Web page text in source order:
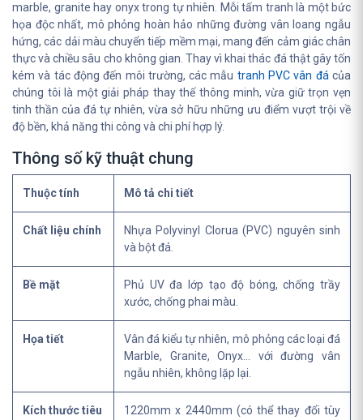
marble, granite hay onyx trong tự nhiên. Mỗi tấm tranh là một bức
họa độc nhất, mô phỏng hoàn hảo những đường vân loang ngẫu
hứng, các dải màu chuyển tiếp mềm mại, mang đến cảm giác chân
thực và chiều sâu cho không gian. Thay vì khai thác đá thật gây tốn
kém và tác động đến môi trường, các mẫu tranh PVC vân đá của
chúng tôi là một giải pháp thay thế thông minh, vừa giữ trọn vẹn
tinh thần của đá tự nhiên, vừa sở hữu những ưu điểm vượt trội về
độ bền, khả năng thi công và chi phí hợp lý.
Thông số kỹ thuật chung
Thuộc tính Mô tả chi tiết
Chất liệu chính
Nhựa Polyvinyl Clorua (PVC) nguyên sinh
và bột đá.
Bề mặt
Phủ UV đa lớp tạo độ bóng, chống trầy
xước, chống phai màu.
Họa tiết
Vân đá kiểu tự nhiên, mô phỏng các loại đá
Marble, Granite, Onyx... với đường vân
ngẫu nhiên, không lặp lại.
Kích thước tiêu
1220mm x 2440mm (có thể thay đổi tùy